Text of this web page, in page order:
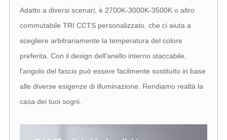
Adatto a diversi scenari, è 2700K-3000K-3500K o altro
commutabile TRI CCTS personalizzato, che ci aiuta a
scegliere arbitrariamente la temperatura del colore
preferita. Con il design dell'anello interno staccabile,
l'angolo del fascio può essere facilmente sostituito in base
alle diverse esigenze di illuminazione. Rendiamo realtà la
casa dei tuoi sogni.